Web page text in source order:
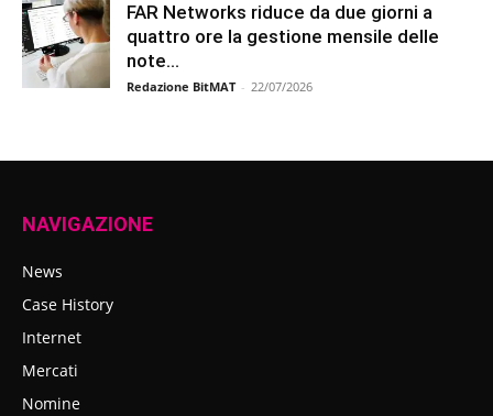
FAR Networks riduce da due giorni a
quattro ore la gestione mensile delle
note...
Redazione BitMAT - 22/07/2026
NAVIGAZIONE
News
Case History
Internet
Mercati
Nomine